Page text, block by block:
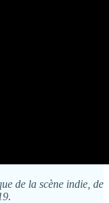
de la scène indie, de